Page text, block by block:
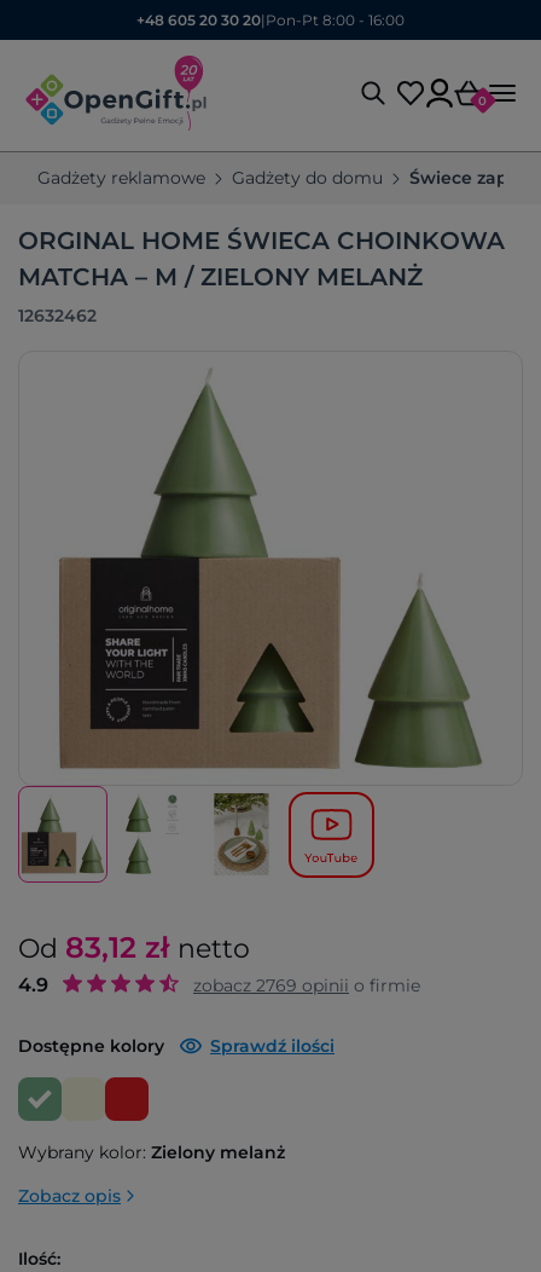
+48 605 20 30 20| Pon-Pt 8:00 - 16:00
0
Gadżety reklamowe Gadżety do domu Świece
ORGINAL HOME ŚWIECA CHOINKOWA
MATCHA – M / ZIELONY MELANŻ
12632462
Od 83,12 zł netto
4.9 zobacz 2769 opinii o firmie
Dostępne kolory Sprawdź ilości
Wybrany kolor: Zielony melanż
Zobacz opis
Ilość: